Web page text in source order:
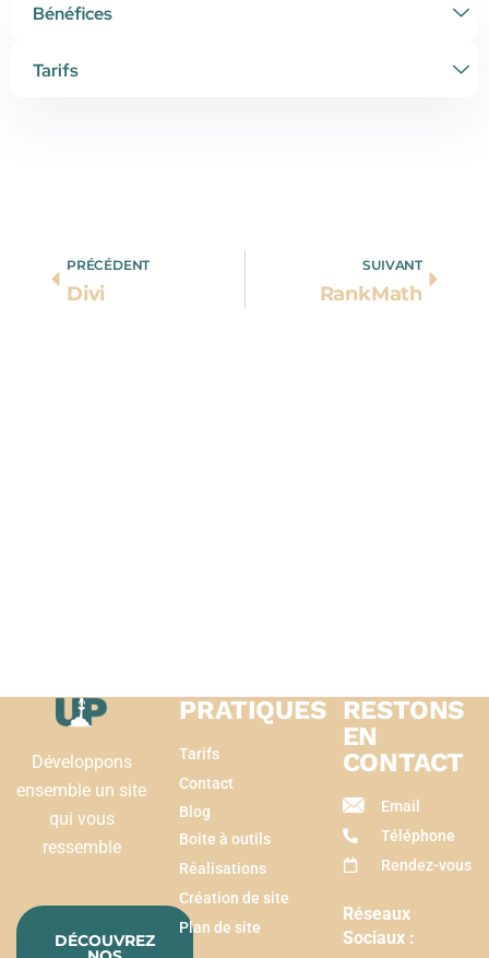
Bénéfices
Tarifs
PRÉCÉDENT
Divi
SUIVANT
RankMath
Développons
ensemble un site
qui vous
ressemble
DÉCOUVREZ
PRATIQUES
Tarifs
Contact
Blog
Boite à outils
Réalisations
Création de site
Plan de site
RESTONS
EN
CONTACT
Email
Téléphone
Rendez-vous
Réseaux
Sociaux :